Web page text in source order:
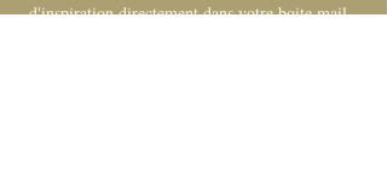
d'inspiration directement dans votre boite mail